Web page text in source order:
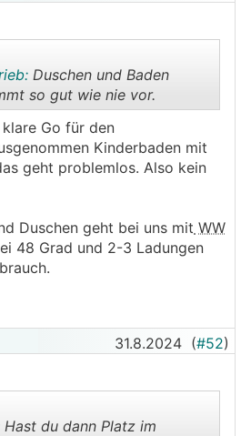
..
Duschen und Baden
so gut wie nie vor.
Go für den
Kinderbaden mit
geht problemlos. Also kein
Duschen geht bei uns mit WW
48 Grad und 2-3 Ladungen
31.8.2024 (#52)
Hast du dann Platz im